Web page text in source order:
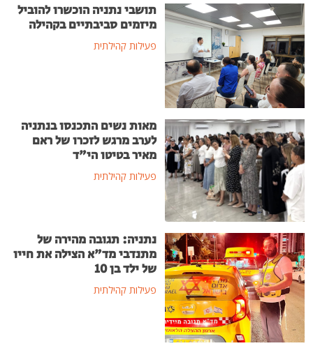
תושבי נתניה הוכשרו להוביל
מיזמים סביבתיים בקהילה
פעילות קהילתית
מאות נשים התכנסו בנתניה
לערב מרגש לזכרו של ראם
מאיר בטיטו הי"ד
פעילות קהילתית
נתניה: תגובה מהירה של
מתנדבי מד"א הצילה את חייו
של ילד בן 10
פעילות קהילתית